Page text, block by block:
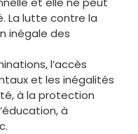
La lutte contre la
inégale des
l’accès
et les inégalités
à la protection
à